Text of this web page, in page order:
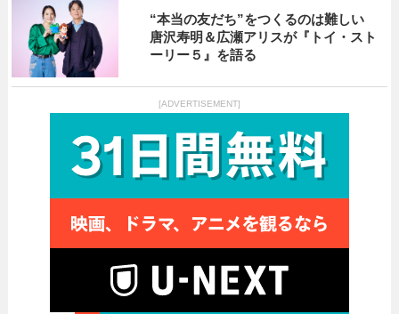
“本当の友だち”をつくるのは難しい
唐沢寿明＆広瀬アリスが『トイ・スト
ーリー５』を語る
[ADVERTISEMENT]